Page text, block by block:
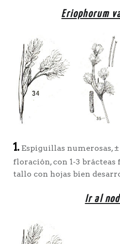
Eriophorum
1.Espiguillas numerosas,
floración, con 1-3 brácteas
tallo con hojas bien
Ir al